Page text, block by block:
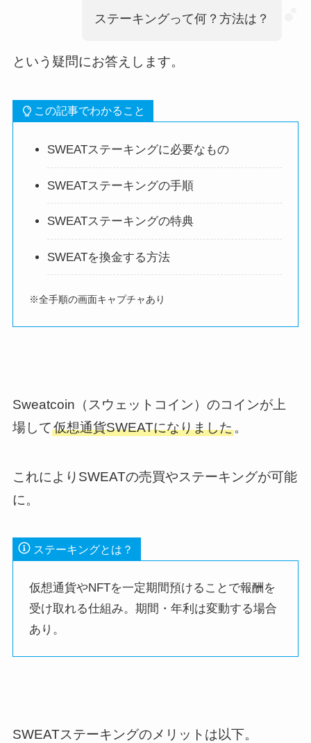
ステーキングって何？方法は？
という疑問にお答えします。
この記事でわかること
SWEATステーキングに必要なもの
SWEATステーキングの手順
SWEATステーキングの特典
SWEATを換金する方法
※全手順の画面キャプチャあり
Sweatcoin（スウェットコイン）のコインが上
場して仮想通貨SWEATになりました。
これによりSWEATの売買やステーキングが可能
に。
ステーキングとは？
仮想通貨やNFTを一定期間預けることで報酬を
受け取れる仕組み。期間・年利は変動する場合
あり。
SWEATステーキングのメリットは以下。